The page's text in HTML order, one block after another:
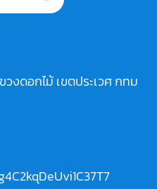
งดอกไม้ เขตประเวศ กทม